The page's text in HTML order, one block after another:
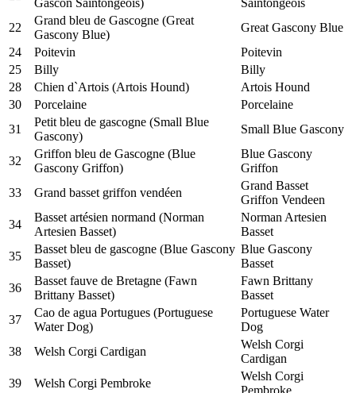
Gascon Saintongeois)
Saintongeois
22
Grand bleu de Gascogne (Great
Gascony Blue)
Great Gascony Blue
24
Poitevin
Poitevin
25
Billy
Billy
28
Chien d`Artois (Artois Hound)
Artois Hound
30
Porcelaine
Porcelaine
31
Petit bleu de gascogne (Small Blue
Gascony)
Small Blue Gascony
32
Griffon bleu de Gascogne (Blue
Gascony Griffon)
Blue Gascony
Griffon
33
Grand basset griffon vendéen
Grand Basset
Griffon Vendeen
34
Basset artésien normand (Norman
Artesien Basset)
Norman Artesien
Basset
35
Basset bleu de gascogne (Blue Gascony
Basset)
Blue Gascony
Basset
36
Basset fauve de Bretagne (Fawn
Brittany Basset)
Fawn Brittany
Basset
37
Cao de agua Portugues (Portuguese
Water Dog)
Portuguese Water
Dog
38
Welsh Corgi Cardigan
Welsh Corgi
Cardigan
39
Welsh Corgi Pembroke
Welsh Corgi